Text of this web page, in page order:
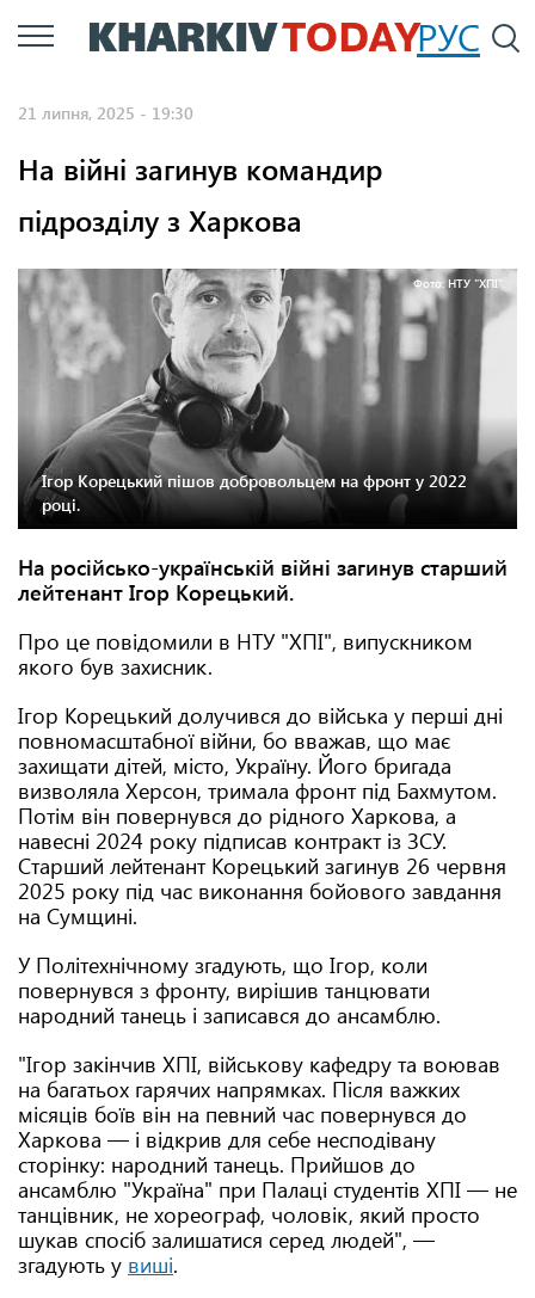
Перейти
до
РУС
21 липня, 2025 - 19:30
На війні загинув командир
підрозділу з Харкова
Фото: НТУ "ХПІ".
Ігор Корецький пішов добровольцем на фронт у 2022
році.
На російсько-українській війні загинув старший
лейтенант Ігор Корецький.
Про це повідомили в НТУ "ХПІ", випускником
якого був захисник.
Ігор Корецький долучився до війська у перші дні
повномасштабної війни, бо вважав, що має
захищати дітей, місто, Україну. Його бригада
визволяла Херсон, тримала фронт під Бахмутом.
Потім він повернувся до рідного Харкова, а
навесні 2024 року підписав контракт із ЗСУ.
Старший лейтенант Корецький загинув 26 червня
2025 року під час виконання бойового завдання
на Сумщині.
У Політехнічному згадують, що Ігор, коли
повернувся з фронту, вирішив танцювати
народний танець і записався до ансамблю.
"Ігор закінчив ХПІ, військову кафедру та воював
на багатьох гарячих напрямках. Після важких
місяців боїв він на певний час повернувся до
Харкова — і відкрив для себе несподівану
сторінку: народний танець. Прийшов до
ансамблю "Україна" при Палаці студентів ХПІ — не
танцівник, не хореограф, чоловік, який просто
шукав спосіб залишатися серед людей", —
згадують у виші.